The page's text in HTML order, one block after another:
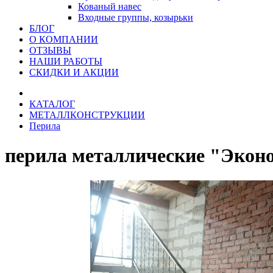
Кованый навес
Входные группы, козырьки
БЛОГ
О КОМПАНИИ
ОТЗЫВЫ
НАШИ РАБОТЫ
СКИДКИ И АКЦИИ
КАТАЛОГ
МЕТАЛЛКОНСТРУКЦИИ
Перила
перила металлические